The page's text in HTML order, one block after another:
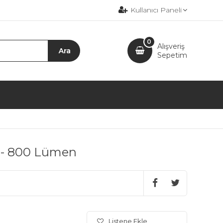
Kullanıcı Paneli
Alışveriş
Sepetim
0
800 Lümen
Listene Ekle